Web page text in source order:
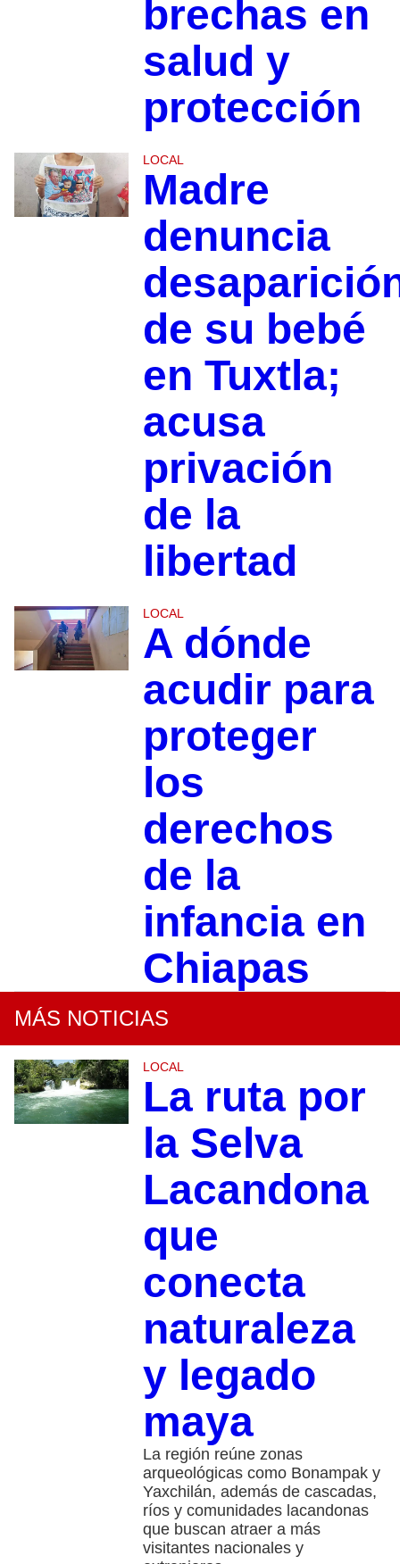
brechas en
salud y
protección
LOCAL
Madre
denuncia
de su bebé
en Tuxtla;
acusa
privación
de la
libertad
LOCAL
A dónde
acudir para
proteger
los
derechos
de la
infancia en
Chiapas
MÁS NOTICIAS
LOCAL
La ruta por
la Selva
Lacandona
que
conecta
naturaleza
y legado
maya
La región reúne zonas
arqueológicas como Bonampak y
Yaxchilán, además de cascadas,
ríos y comunidades lacandonas
que buscan atraer a más
visitantes nacionales y